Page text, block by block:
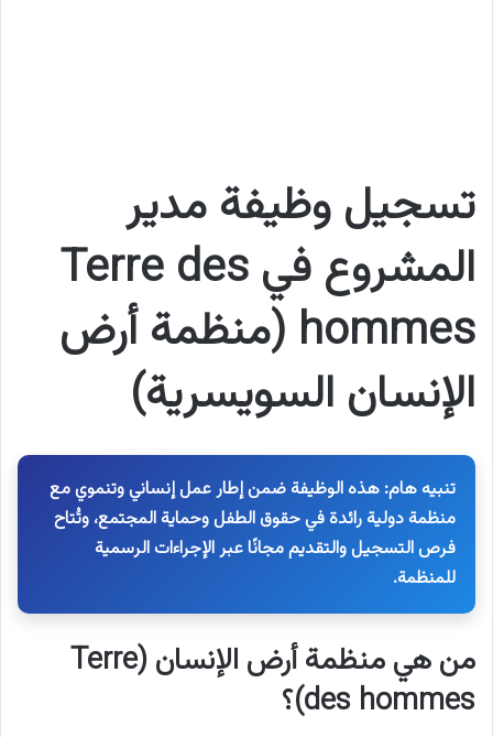
تسجيل وظيفة مدير
المشروع في Terre des
hommes (منظمة أرض
الإنسان السويسرية)
تنبيه هام: هذه الوظيفة ضمن إطار عمل إنساني وتنموي مع
منظمة دولية رائدة في حقوق الطفل وحماية المجتمع، وتُتاح
فرص التسجيل والتقديم مجانًا عبر الإجراءات الرسمية
للمنظمة.
من هي منظمة أرض الإنسان (Terre
des hommes)؟